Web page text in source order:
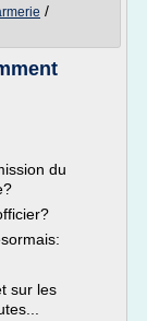
/
du
sur les